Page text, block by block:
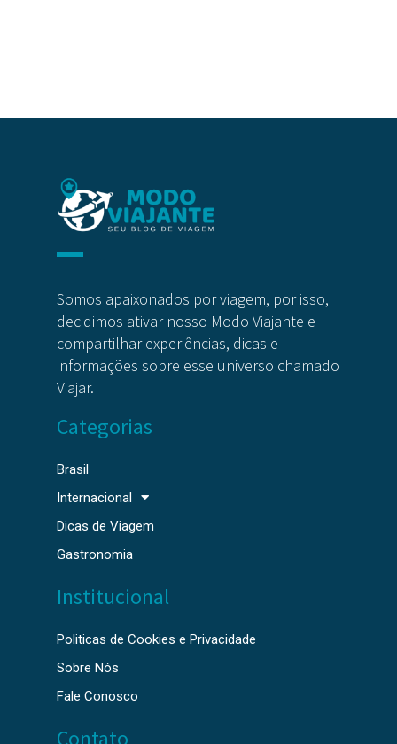
Somos apaixonados por viagem, por isso,
decidimos ativar nosso Modo Viajante e
compartilhar experiências, dicas e
informações sobre esse universo chamado
Viajar.
Categorias
Brasil
Internacional
Dicas de Viagem
Gastronomia
Institucional
Politicas de Cookies e Privacidade
Sobre Nós
Fale Conosco
Contato